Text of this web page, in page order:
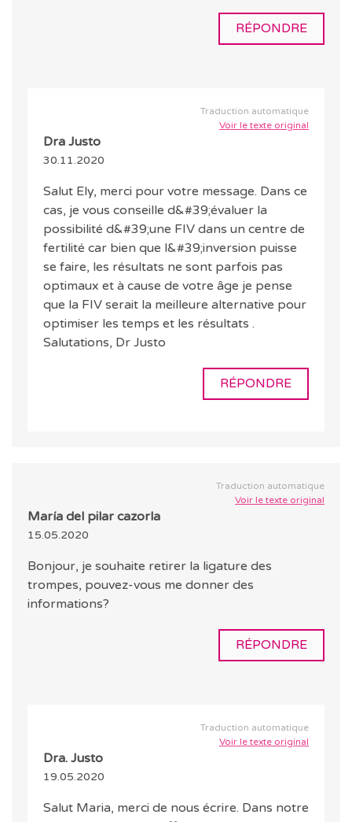
RÉPONDRE
Traduction automatique
Voir le texte original
Dra Justo
30.11.2020
Salut Ely, merci pour votre message. Dans ce
cas, je vous conseille d&#39;évaluer la
possibilité d&#39;une FIV dans un centre de
fertilité car bien que l&#39;inversion puisse
se faire, les résultats ne sont parfois pas
optimaux et à cause de votre âge je pense
que la FIV serait la meilleure alternative pour
optimiser les temps et les résultats .
Salutations, Dr Justo
RÉPONDRE
Traduction automatique
Voir le texte original
María del pilar cazorla
15.05.2020
Bonjour, je souhaite retirer la ligature des
trompes, pouvez-vous me donner des
informations?
RÉPONDRE
Traduction automatique
Voir le texte original
Dra. Justo
19.05.2020
Salut Maria, merci de nous écrire. Dans notre